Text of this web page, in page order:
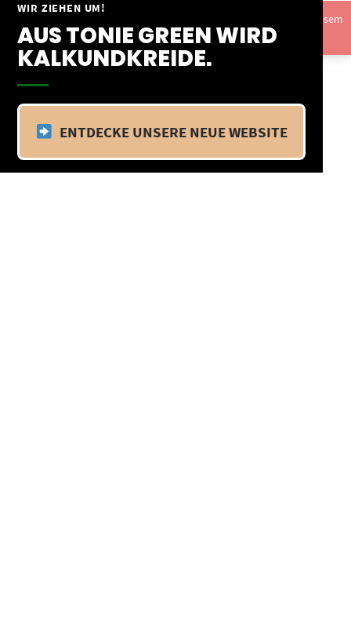
WIR ZIEHEN UM!
AUS TONIE GREEN WIRD
KALKUNDKREIDE.
ENTDECKE UNSERE NEUE WEBSITE
Springe
Inhalt
Vom 09.04.25 - 20.04.25 befinden wir uns im Betriebsurlaub. In diesem
Zeitraum findet kein Versand statt.Ausblenden